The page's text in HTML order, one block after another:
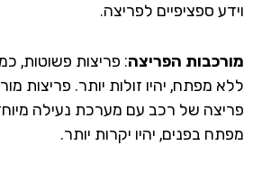
ספציפיים לפריצה.
הפריצה: פריצות פשוטות, כמו
מפתח, יהיו זולות יותר. פריצות
של רכב עם מערכת נעילה מיוחדת
בפנים, יהיו יקרות יותר.